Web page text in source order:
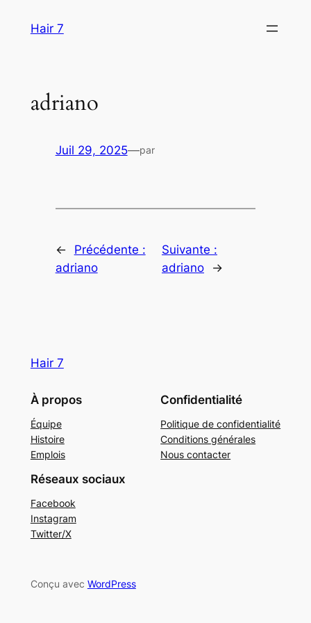
Hair 7
adriano
Juil 29, 2025—par
←
Précédente :
adriano
Suivante :
adriano
→
Hair 7
À propos
Équipe
Histoire
Emplois
Confidentialité
Politique de confidentialité
Conditions générales
Nous contacter
Réseaux sociaux
Facebook
Instagram
Twitter/X
Conçu avec WordPress